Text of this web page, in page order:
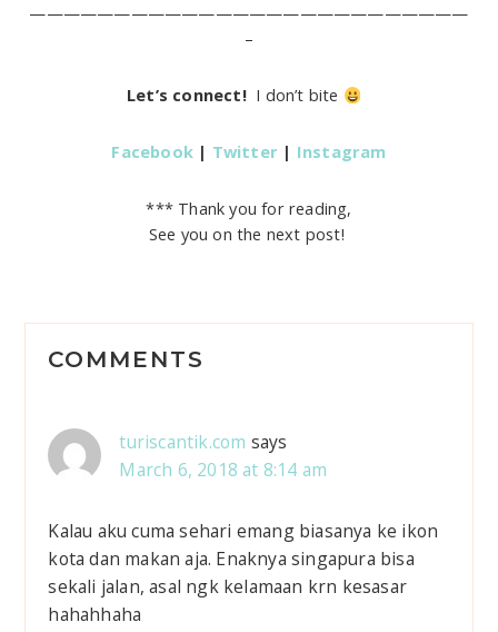
——————————————————————————
–
Let’s connect! I don’t bite
Facebook | Twitter | Instagram
*** Thank you for reading,
See you on the next post!
R
d
COMMENTS
turiscantik.com says
March 6, 2018 at 8:14 am
Kalau aku cuma sehari emang biasanya ke ikon
kota dan makan aja. Enaknya singapura bisa
sekali jalan, asal ngk kelamaan krn kesasar
hahahhaha